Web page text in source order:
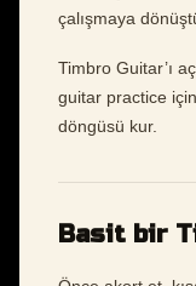
çalışmaya
Timbro Guitar’ı
guitar practice
döngüsü kur.
Basit bir